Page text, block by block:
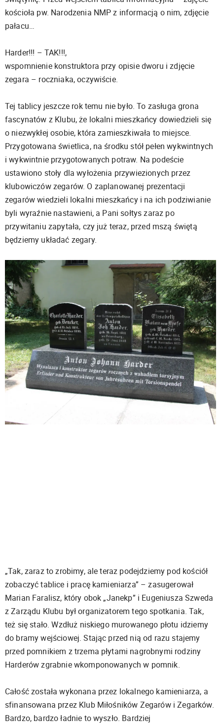
kościoła pw. Narodzenia NMP z informacją o nim, zdjęcie
pałacu…
Harder!!! – TAK!!!,
wspomnienie konstruktora przy opisie dworu i zdjęcie
zegara – roczniaka, oczywiście.
Tej tablicy jeszcze rok temu nie było. To zasługa grona
fascynatów z Klubu, że lokalni mieszkańcy dowiedzieli się
o niezwykłej osobie, która zamieszkiwała to miejsce.
Przygotowana świetlica, na środku stół pełen wykwintnych
i wykwintnie przygotowanych potraw. Na podeście
ustawiono stoły dla wyłożenia przywiezionych przez
klubowiczów zegarów. O zaplanowanej prezentacji
zegarów wiedzieli lokalni mieszkańcy i na ich podziwianie
byli wyraźnie nastawieni, a Pani sołtys zaraz po
przywitaniu zapytała, czy już teraz, przed mszą świętą
będziemy układać zegary.
„Tak, zaraz to zrobimy, ale teraz podejdziemy pod kościół
zobaczyć tablice i pracę kamieniarza” – zasugerował
Marian Faralisz, który obok „Janekp” i Eugeniusza Szweda
z Zarządu Klubu był organizatorem tego spotkania. Tak,
też się stało. Wzdłuż niskiego murowanego płotu idziemy
do bramy wejściowej. Stając przed nią od razu stajemy
przed pomnikiem z trzema płytami nagrobnymi rodziny
Harderów zgrabnie wkomponowanych w pomnik.
Całość została wykonana przez lokalnego kamieniarza, a
sfinansowana przez Klub Miłośników Zegarów i Zegarków.
Bardzo, bardzo ładnie to wyszło. Bardziej